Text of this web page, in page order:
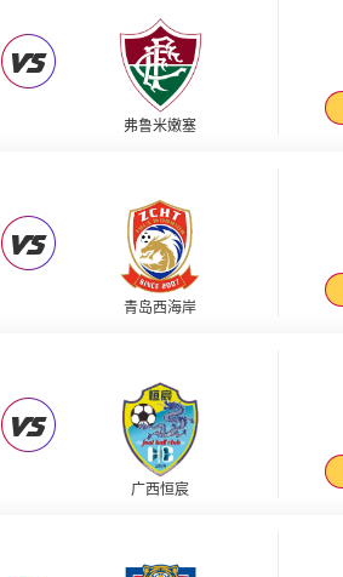
弗鲁米嫩塞
青岛西海岸
广西恒宸